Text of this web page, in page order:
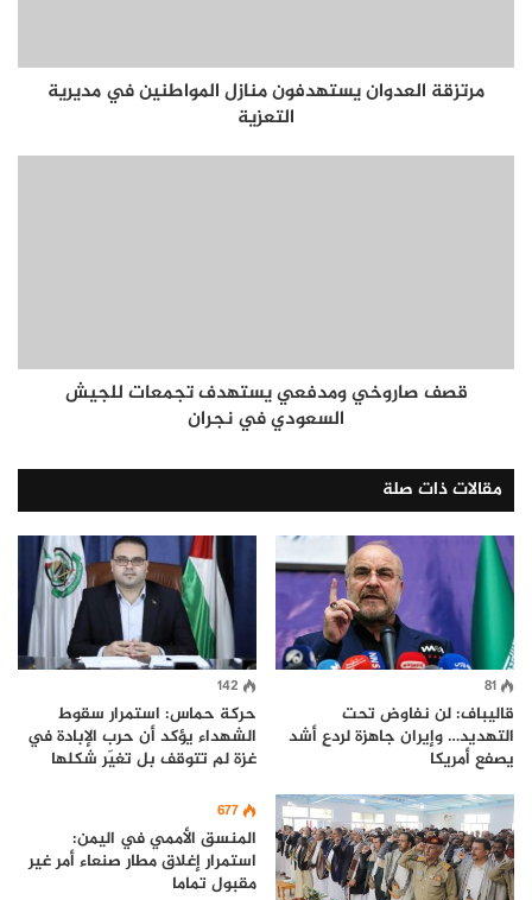
مرتزقة العدوان يستهدفون منازل المواطنين في مديرية
التعزية
قصف صاروخي ومدفعي يستهدف تجمعات للجيش
السعودي في نجران
مقالات ذات صلة
81
قاليباف: لن نفاوض تحت
التهديد… وإيران جاهزة لردعٍ أشد
يصفع أمريكا
142
حركة حماس: استمرار سقوط
الشهداء يؤكد أن حرب الإبادة في
غزة لم تتوقف بل تغيّر شكلها
677
المنسق الأممي في اليمن:
استمرار إغلاق مطار صنعاء أمر غير
مقبول تماما